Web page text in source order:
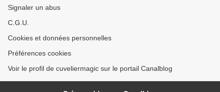
Signaler un abus
C.G.U.
Cookies et données personnelles
Préférences cookies
Voir le profil de cuveliermagic sur le portail Canalblog